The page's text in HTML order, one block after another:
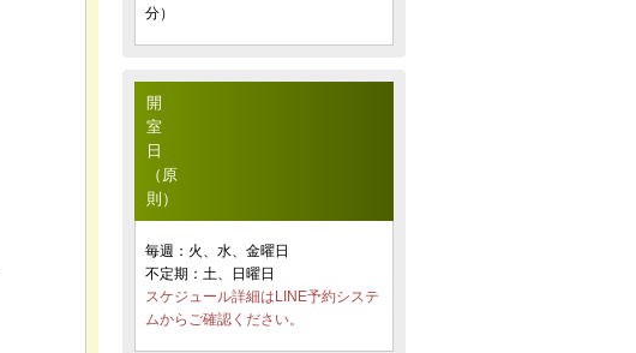
分）
開
室
日
（原
則）
毎週：火、水、金曜日
不定期：土、日曜日
スケジュール詳細はLINE予約システ
ムからご確認ください。